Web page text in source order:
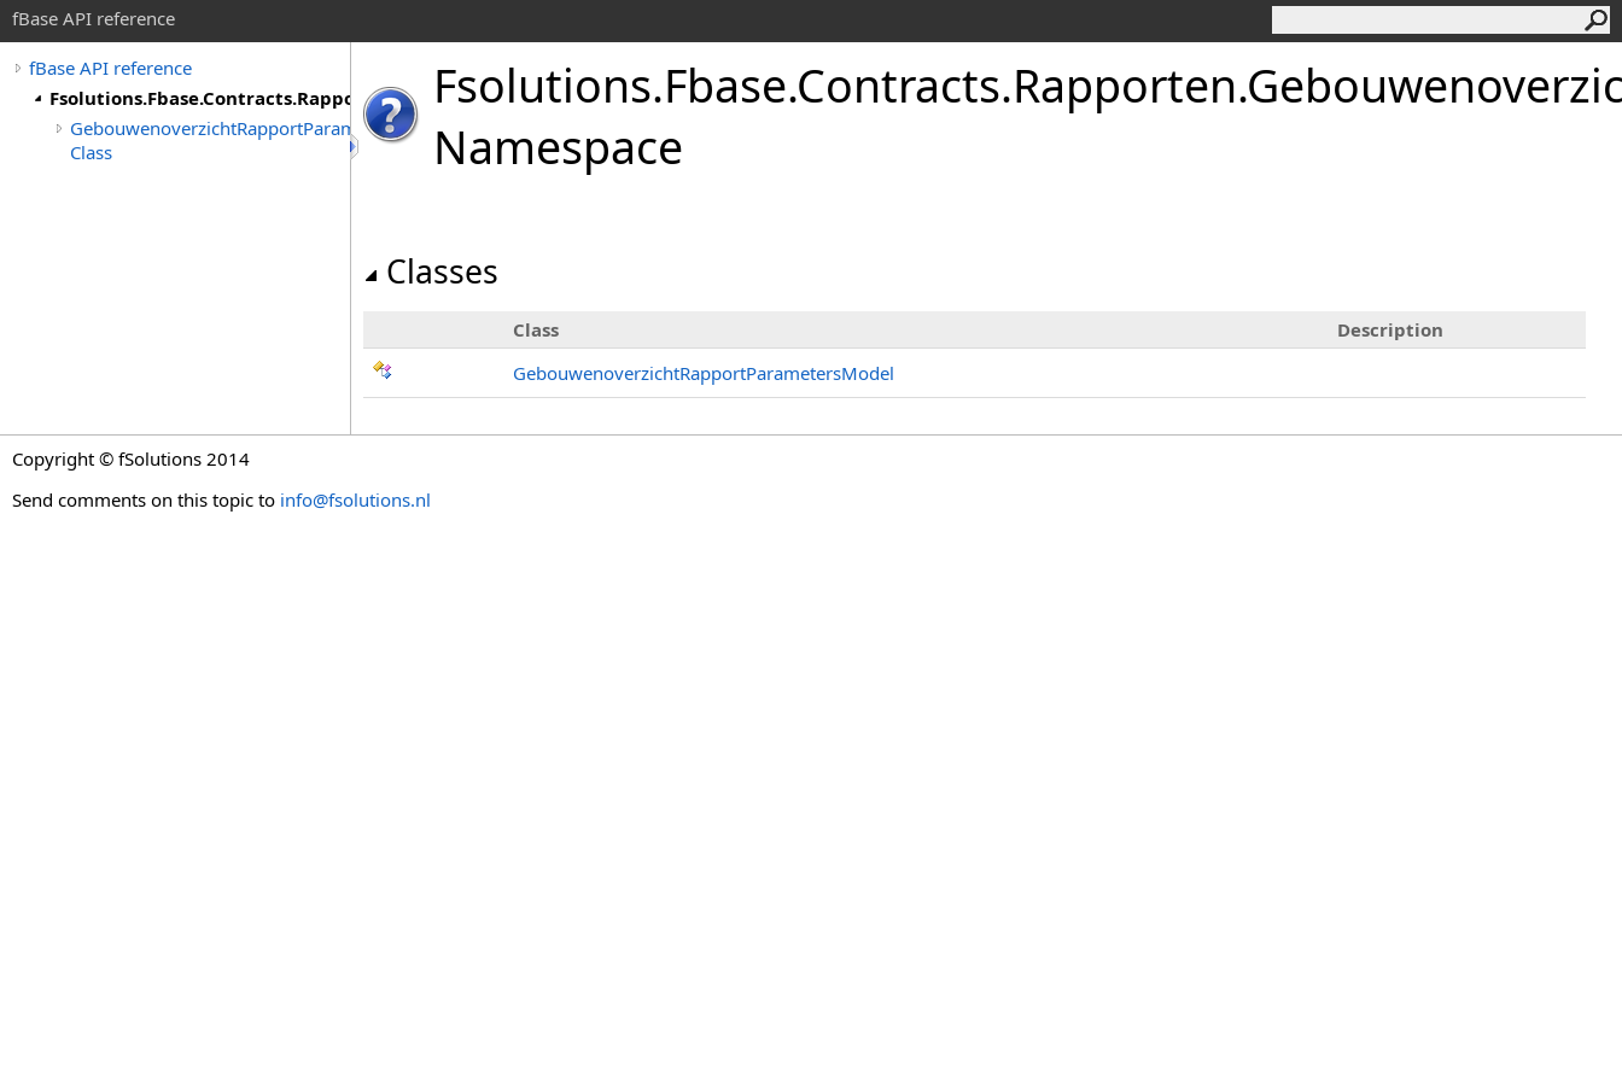
fBase API reference
fBase API reference
Fsolutions.Fbase.Contracts.Rapporten.Gebouwenoverzicht
GebouwenoverzichtRapportParametersModel
Class
Namespace
Classes
Class
Description
GebouwenoverzichtRapportParametersModel
Copyright © fSolutions 2014
Send comments on this topic to info@fsolutions.nl